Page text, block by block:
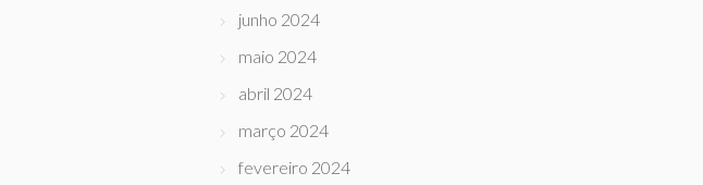
junho 2024
maio 2024
abril 2024
março 2024
fevereiro 2024